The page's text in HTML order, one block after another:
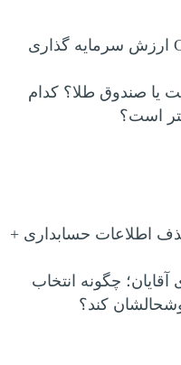
آیا نرم افزار Crm ارزش سرمایه گذاری
یا صندوق طلا؟ کدام
حذف اطلاعات حسابداری +
آقایان؛ چگونه انتخاب
کند؟